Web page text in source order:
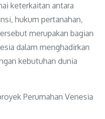
keterkaitan antara
hukum pertanahan,
merupakan bagian
dalam menghadirkan
kebutuhan dunia
Perumahan Venesia